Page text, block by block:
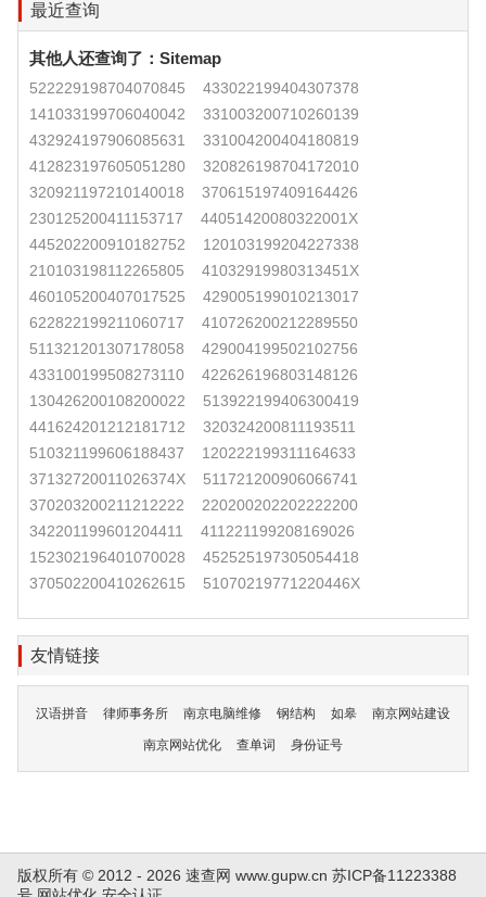
最近查询
其他人还查询了： Sitemap
522229198704070845
433022199404307378
141033199706040042
331003200710260139
432924197906085631
331004200404180819
412823197605051280
320826198704172010
320921197210140018
370615197409164426
230125200411153717
44051420080322001X
445202200910182752
120103199204227338
210103198112265805
41032919980313451X
460105200407017525
429005199010213017
622822199211060717
410726200212289550
511321201307178058
429004199502102756
433100199508273110
422626196803148126
130426200108200022
513922199406300419
441624201212181712
320324200811193511
510321199606188437
120222199311164633
37132720011026374X
511721200906066741
370203200211212222
220200202202222200
342201199601204411
411221199208169026
152302196401070028
452525197305054418
370502200410262615
51070219771220446X
友情链接
汉语拼音 律师事务所 南京电脑维修 钢结构 如皋 南京网站建设
南京网站优化 查单词 身份证号
版权所有 © 2012 - 2026 速查网 www.gupw.cn 苏ICP备11223388